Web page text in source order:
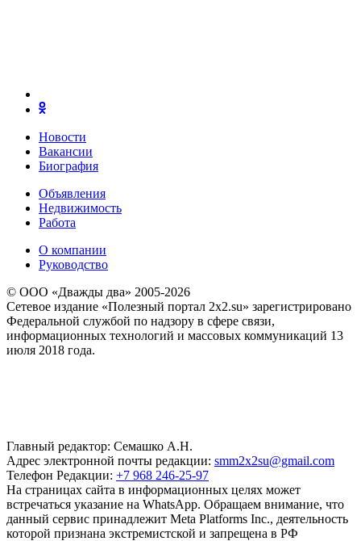
Новости
Вакансии
Биография
Объявления
Недвижимость
Работа
О компании
Руководство
© ООО «Дважды два» 2005-2026
Сетевое издание «Полезный портал 2x2.su» зарегистрировано
Федеральной службой по надзору в сфере связи,
информационных технологий и массовых коммуникаций 13
июля 2018 года.
Главный редактор: Семашко А.Н.
Адрес электронной почты редакции: smm2x2su@gmail.com
Телефон Редакции: +7 968 246-25-97
На страницах сайта в информационных целях может
встречаться указание на WhatsApp. Обращаем внимание, что
данный сервис принадлежит Meta Platforms Inc., деятельность
которой признана экстремистской и запрещена в РФ